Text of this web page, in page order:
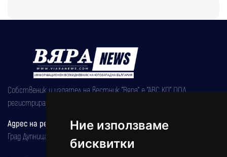
Ние използваме
бисквитки
Собственик и издател на вестник "Вяра" е "АВС КО" ООД,
регистрирана на 08.05.2002 година.
Адрес на редакцията
Град Дупница, ул.''Христо Ботев" 43